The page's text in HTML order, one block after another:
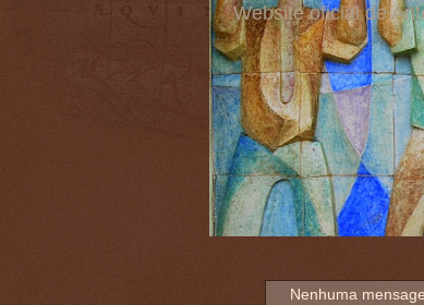
Website oficial de
Nenhuma